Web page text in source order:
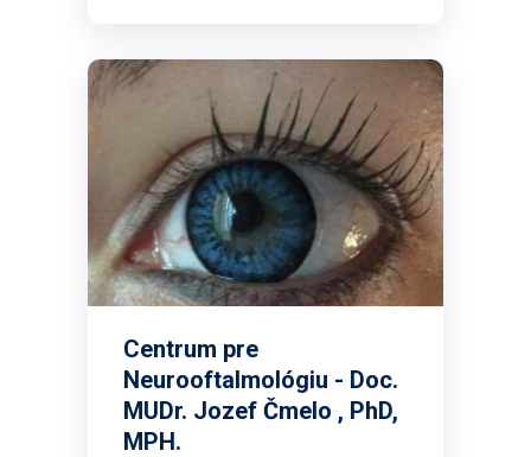
Centrum pre
Neurooftalmológiu - Doc.
MUDr. Jozef Čmelo , PhD,
MPH.